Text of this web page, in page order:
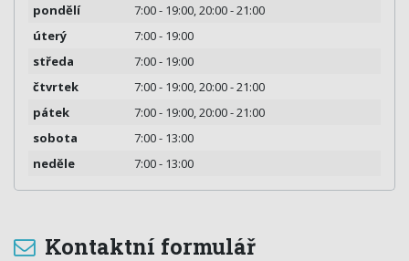
pondělí
7:00 - 19:00, 20:00 - 21:00
úterý
7:00 - 19:00
středa
7:00 - 19:00
čtvrtek
7:00 - 19:00, 20:00 - 21:00
pátek
7:00 - 19:00, 20:00 - 21:00
sobota
7:00 - 13:00
neděle
7:00 - 13:00
Kontaktní formulář